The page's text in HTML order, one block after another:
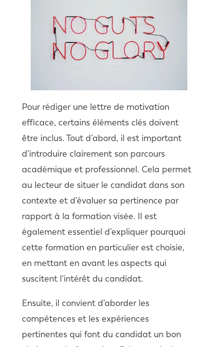
Pour rédiger une lettre de motivation
efficace, certains éléments clés doivent
être inclus. Tout d’abord, il est important
d’introduire clairement son parcours
académique et professionnel. Cela permet
au lecteur de situer le candidat dans son
contexte et d’évaluer sa pertinence par
rapport à la formation visée. Il est
également essentiel d’expliquer pourquoi
cette formation en particulier est choisie,
en mettant en avant les aspects qui
suscitent l’intérêt du candidat.
Ensuite, il convient d’aborder les
compétences et les expériences
pertinentes qui font du candidat un bon